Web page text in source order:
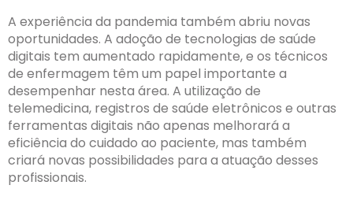
A experiência da pandemia também abriu novas
oportunidades. A adoção de tecnologias de saúde
digitais tem aumentado rapidamente, e os técnicos
de enfermagem têm um papel importante a
desempenhar nesta área. A utilização de
telemedicina, registros de saúde eletrônicos e outras
ferramentas digitais não apenas melhorará a
eficiência do cuidado ao paciente, mas também
criará novas possibilidades para a atuação desses
profissionais.